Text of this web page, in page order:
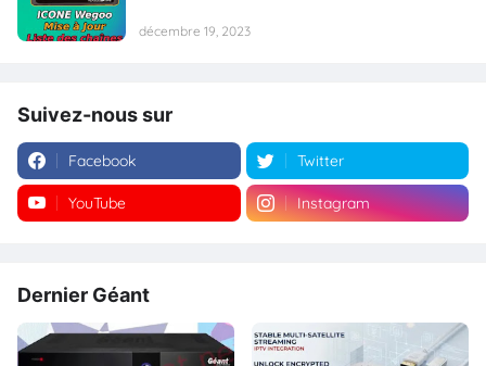
décembre 19, 2023
Suivez-nous sur
Facebook Twitter
YouTube Instagram
Dernier Géant